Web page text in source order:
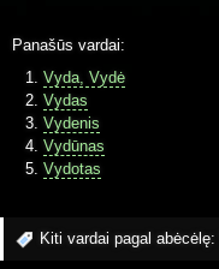
Panašūs vardai:
Vyda, Vydė
Vydas
Vydenis
Vydūnas
Vydotas
Kiti vardai pagal abėcėlę: